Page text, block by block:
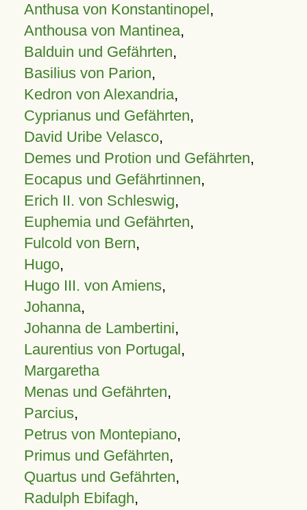
Anthusa von Konstantinopel,
Anthousa von Mantinea,
Balduin und Gefährten,
Basilius von Parion,
Kedron von Alexandria,
Cyprianus und Gefährten,
David Uribe Velasco,
Demes und Protion und Gefährten,
Eocapus und Gefährtinnen,
Erich II. von Schleswig,
Euphemia und Gefährten,
Fulcold von Bern,
Hugo,
Hugo III. von Amiens,
Johanna,
Johanna de Lambertini,
Laurentius von Portugal,
Margaretha
Menas und Gefährten,
Parcius,
Petrus von Montepiano,
Primus und Gefährten,
Quartus und Gefährten,
Radulph Ebifagh,